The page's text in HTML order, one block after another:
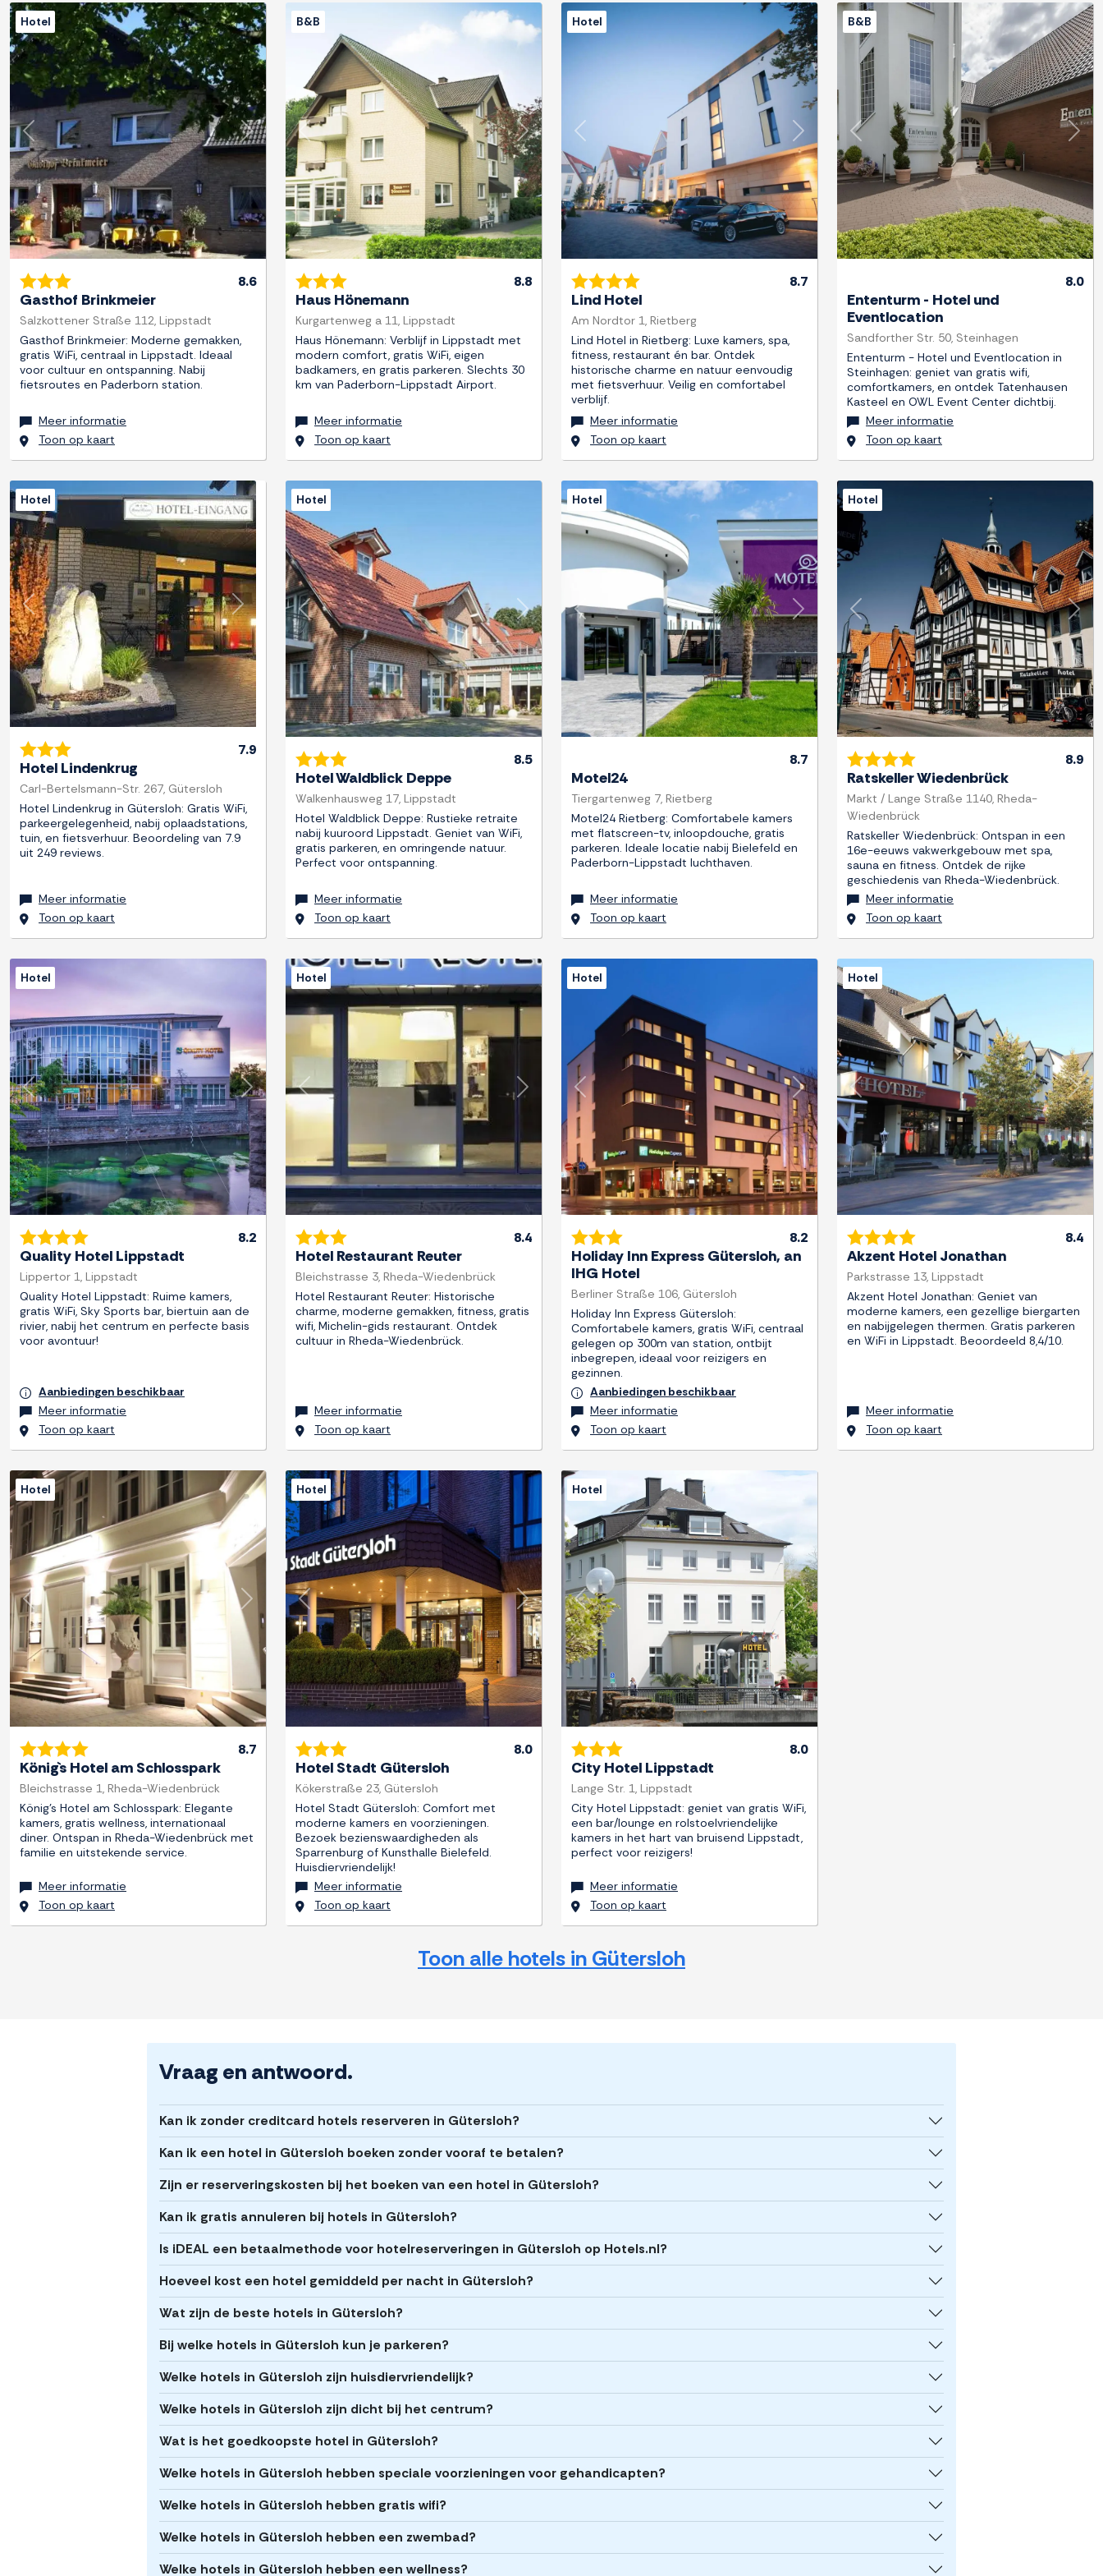
Previous Next
Hotel
8.6
Gasthof Brinkmeier
Salzkottener Straße 112, Lippstadt
Gasthof Brinkmeier: Moderne gemakken,
gratis WiFi, centraal in Lippstadt. Ideaal
voor cultuur en ontspanning. Nabij
fietsroutes en Paderborn station.
Meer informatie
Toon op kaart
Previous Next
B&B
8.8
Haus Hönemann
Kurgartenweg a 11, Lippstadt
Haus Hönemann: Verblijf in Lippstadt met
modern comfort, gratis WiFi, eigen
badkamers, en gratis parkeren. Slechts 30
km van Paderborn-Lippstadt Airport.
Meer informatie
Toon op kaart
Previous Next
Hotel
8.7
Lind Hotel
Am Nordtor 1, Rietberg
Lind Hotel in Rietberg: Luxe kamers, spa,
fitness, restaurant én bar. Ontdek
historische charme en natuur eenvoudig
met fietsverhuur. Veilig en comfortabel
verblijf.
Meer informatie
Toon op kaart
Previous Next
B&B
8.0
Ententurm - Hotel und
Eventlocation
Sandforther Str. 50, Steinhagen
Ententurm - Hotel und Eventlocation in
Steinhagen: geniet van gratis wifi,
comfortkamers, en ontdek Tatenhausen
Kasteel en OWL Event Center dichtbij.
Meer informatie
Toon op kaart
Previous Next
Hotel
7.9
Hotel Lindenkrug
Carl-Bertelsmann-Str. 267, Gütersloh
Hotel Lindenkrug in Gütersloh: Gratis WiFi,
parkeergelegenheid, nabij oplaadstations,
tuin, en fietsverhuur. Beoordeling van 7.9
uit 249 reviews.
Meer informatie
Toon op kaart
Previous Next
Hotel
8.5
Hotel Waldblick Deppe
Walkenhausweg 17, Lippstadt
Hotel Waldblick Deppe: Rustieke retraite
nabij kuuroord Lippstadt. Geniet van WiFi,
gratis parkeren, en omringende natuur.
Perfect voor ontspanning.
Meer informatie
Toon op kaart
Previous Next
Hotel
8.7
Motel24
Tiergartenweg 7, Rietberg
Motel24 Rietberg: Comfortabele kamers
met flatscreen-tv, inloopdouche, gratis
parkeren. Ideale locatie nabij Bielefeld en
Paderborn-Lippstadt luchthaven.
Meer informatie
Toon op kaart
Previous Next
Hotel
8.9
Ratskeller Wiedenbrück
Markt / Lange Straße 1140, Rheda-
Wiedenbrück
Ratskeller Wiedenbrück: Ontspan in een
16e-eeuws vakwerkgebouw met spa,
sauna en fitness. Ontdek de rijke
geschiedenis van Rheda-Wiedenbrück.
Meer informatie
Toon op kaart
Previous Next
Hotel
8.2
Quality Hotel Lippstadt
Lippertor 1, Lippstadt
Quality Hotel Lippstadt: Ruime kamers,
gratis WiFi, Sky Sports bar, biertuin aan de
rivier, nabij het centrum en perfecte basis
voor avontuur!
Aanbiedingen beschikbaar
Meer informatie
Toon op kaart
Previous Next
Hotel
8.4
Hotel Restaurant Reuter
Bleichstrasse 3, Rheda-Wiedenbrück
Hotel Restaurant Reuter: Historische
charme, moderne gemakken, fitness, gratis
wifi, Michelin-gids restaurant. Ontdek
cultuur in Rheda-Wiedenbrück.
Meer informatie
Toon op kaart
Previous Next
Hotel
8.2
Holiday Inn Express Gütersloh, an
IHG Hotel
Berliner Straße 106, Gütersloh
Holiday Inn Express Gütersloh:
Comfortabele kamers, gratis WiFi, centraal
gelegen op 300m van station, ontbijt
inbegrepen, ideaal voor reizigers en
gezinnen.
Aanbiedingen beschikbaar
Meer informatie
Toon op kaart
Previous Next
Hotel
8.4
Akzent Hotel Jonathan
Parkstrasse 13, Lippstadt
Akzent Hotel Jonathan: Geniet van
moderne kamers, een gezellige biergarten
en nabijgelegen thermen. Gratis parkeren
en WiFi in Lippstadt. Beoordeeld 8,4/10.
Meer informatie
Toon op kaart
Previous Next
Hotel
8.7
König`s Hotel am Schlosspark
Bleichstrasse 1, Rheda-Wiedenbrück
König's Hotel am Schlosspark: Elegante
kamers, gratis wellness, internationaal
diner. Ontspan in Rheda-Wiedenbrück met
familie en uitstekende service.
Meer informatie
Toon op kaart
Previous Next
Hotel
8.0
Hotel Stadt Gütersloh
Kökerstraße 23, Gütersloh
Hotel Stadt Gütersloh: Comfort met
moderne kamers en voorzieningen.
Bezoek bezienswaardigheden als
Sparrenburg of Kunsthalle Bielefeld.
Huisdiervriendelijk!
Meer informatie
Toon op kaart
Previous Next
Hotel
8.0
City Hotel Lippstadt
Lange Str. 1, Lippstadt
City Hotel Lippstadt: geniet van gratis WiFi,
een bar/lounge en rolstoelvriendelijke
kamers in het hart van bruisend Lippstadt,
perfect voor reizigers!
Meer informatie
Toon op kaart
Toon alle hotels in Gütersloh
Vraag en antwoord.
Kan ik zonder creditcard hotels reserveren in Gütersloh?
Kan ik een hotel in Gütersloh boeken zonder vooraf te betalen?
Zijn er reserveringskosten bij het boeken van een hotel in Gütersloh?
Kan ik gratis annuleren bij hotels in Gütersloh?
Is iDEAL een betaalmethode voor hotelreserveringen in Gütersloh op Hotels.nl?
Hoeveel kost een hotel gemiddeld per nacht in Gütersloh?
Wat zijn de beste hotels in Gütersloh?
Bij welke hotels in Gütersloh kun je parkeren?
Welke hotels in Gütersloh zijn huisdiervriendelijk?
Welke hotels in Gütersloh zijn dicht bij het centrum?
Wat is het goedkoopste hotel in Gütersloh?
Welke hotels in Gütersloh hebben speciale voorzieningen voor gehandicapten?
Welke hotels in Gütersloh hebben gratis wifi?
Welke hotels in Gütersloh hebben een zwembad?
Welke hotels in Gütersloh hebben een wellness?